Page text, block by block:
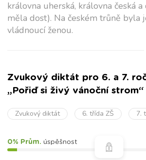
královna uherská, královna česká
měla dost). Na českém trůně byla
vládnoucí ženou.
Zvukový diktát pro 6. a 7.
„Pořiď si živý vánoční strom“
Zvukový diktát 6. třída ZŠ 7.
0% Prům. úspěšnost